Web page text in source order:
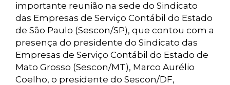
importante reunião na sede do Sindicato
das Empresas de Serviço Contábil do Estado
de São Paulo (Sescon/SP), que contou com a
presença do presidente do Sindicato das
Empresas de Serviço Contábil do Estado de
Mato Grosso (Sescon/MT), Marco Aurélio
Coelho, o presidente do Sescon/DF,